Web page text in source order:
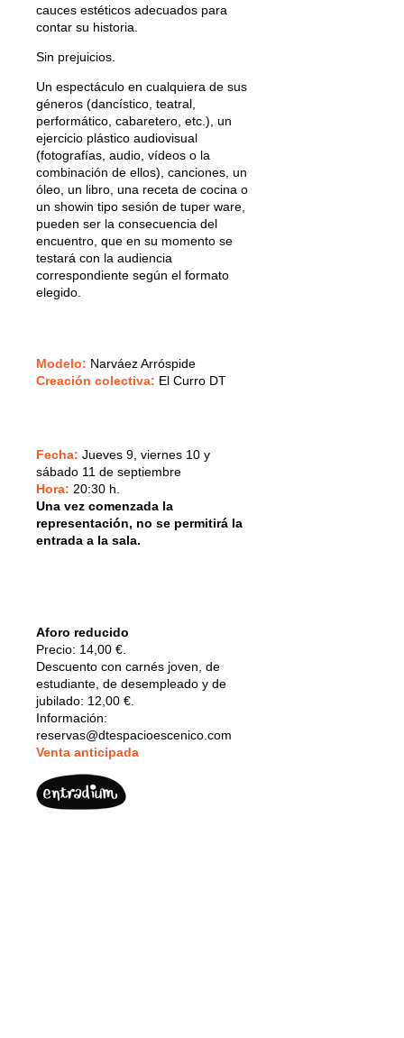
cauces estéticos adecuados para
contar su historia.
Sin prejuicios.
Un espectáculo en cualquiera de sus
géneros (dancístico, teatral,
performático, cabaretero, etc.), un
ejercicio plástico audiovisual
(fotografías, audio, vídeos o la
combinación de ellos), canciones, un
óleo, un libro, una receta de cocina o
un showin tipo sesión de tuper ware,
pueden ser la consecuencia del
encuentro, que en su momento se
testará con la audiencia
correspondiente según el formato
elegido.
Modelo: Narváez Arróspide
Creación colectiva: El Curro DT
Fecha: Jueves 9, viernes 10 y
sábado 11 de septiembre
Hora: 20:30 h.
Una vez comenzada la
representación, no se permitirá la
entrada a la sala.
Aforo reducido
Precio: 14,00 €.
Descuento con carnés joven, de
estudiante, de desempleado y de
jubilado: 12,00 €.
Información:
reservas@dtespacioescenico.com
Venta anticipada